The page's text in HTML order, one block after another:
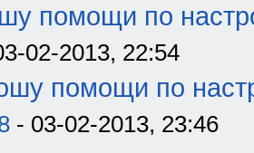
помощи по
02-2013, 22:54
помощи по
- 03-02-2013, 23:46